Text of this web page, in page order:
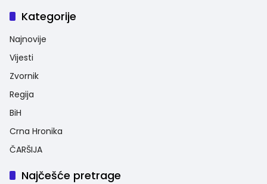
Kategorije
Najnovije
Vijesti
Zvornik
Regija
BiH
Crna Hronika
ČARŠIJA
Najčešće pretrage